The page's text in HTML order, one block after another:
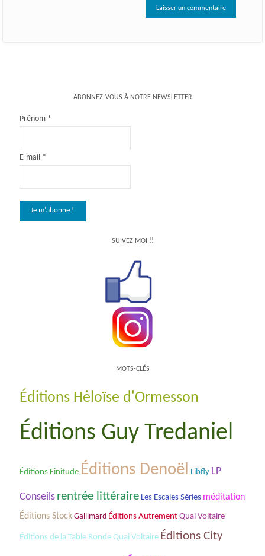
ABONNEZ-VOUS À NOTRE NEWSLETTER
Prénom *
E-mail *
SUIVEZ MOI !!
MOTS-CLÉS
Éditions Hėloïse d'Ormesson
Éditions Guy Tredaniel
Éditions Finitude Éditions Denoël Libfly LP
Conseils rentrée littéraire Les Escales Séries méditation
Éditions Stock Gallimard Éditions Autrement Quai Voltaire
Éditions de la Table Ronde Quai Voltaire Éditions City